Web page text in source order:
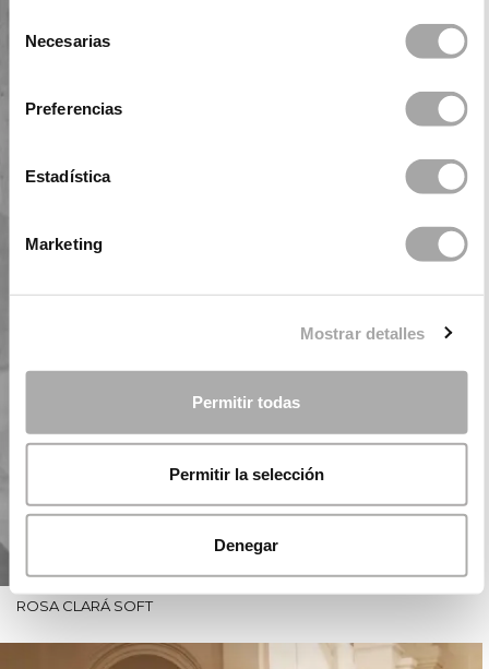
Necesarias
Preferencias
Estadística
Marketing
Mostrar detalles
Permitir todas
Permitir la selección
Denegar
ROSA CLARÁ SOFT